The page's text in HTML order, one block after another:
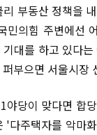
부동산 정책을
민의힘 주변에선
대를 하고 있다
부으면 서울시장
야당이 맞다면 합
'다주택자를 악마